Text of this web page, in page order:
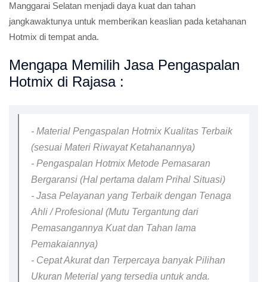
Manggarai Selatan menjadi daya kuat dan tahan
jangkawaktunya untuk memberikan keaslian pada ketahanan
Hotmix di tempat anda.
Mengapa Memilih Jasa Pengaspalan
Hotmix di Rajasa :
- Material Pengaspalan Hotmix Kualitas Terbaik
(sesuai Materi Riwayat Ketahanannya)
- Pengaspalan Hotmix Metode Pemasaran
Bergaransi (Hal pertama dalam Prihal Situasi)
- Jasa Pelayanan yang Terbaik dengan Tenaga
Ahli / Profesional (Mutu Tergantung dari
Pemasangannya Kuat dan Tahan lama
Pemakaiannya)
- Cepat Akurat dan Terpercaya banyak Pilihan
Ukuran Meterial yang tersedia untuk anda.